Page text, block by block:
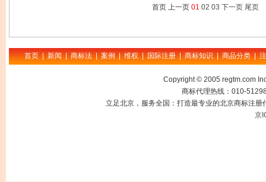
首页 上一页 01 02 03 下一页 尾页
首页 | 新闻 | 商标法 | 案例 | 维权 | 国际注册 | 商标知识 | 商品分类 |
Copyright © 2005 regtm.com
商标代理热线：010-
立足北京，服务全国：打造最专业的北京商标注
京